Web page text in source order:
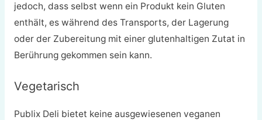
jedoch, dass selbst wenn ein Produkt kein Gluten
enthält, es während des Transports, der Lagerung
oder der Zubereitung mit einer glutenhaltigen Zutat in
Berührung gekommen sein kann.
Vegetarisch
Publix Deli bietet keine ausgewiesenen veganen